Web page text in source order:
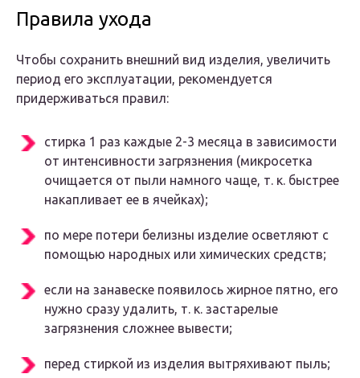
Правила ухода
Чтобы сохранить внешний вид изделия, увеличить
период его эксплуатации, рекомендуется
придерживаться правил:
стирка 1 раз каждые 2-3 месяца в зависимости
от интенсивности загрязнения (микросетка
очищается от пыли намного чаще, т. к. быстрее
накапливает ее в ячейках);
по мере потери белизны изделие осветляют с
помощью народных или химических средств;
если на занавеске появилось жирное пятно, его
нужно сразу удалить, т. к. застарелые
загрязнения сложнее вывести;
перед стиркой из изделия вытряхивают пыль;